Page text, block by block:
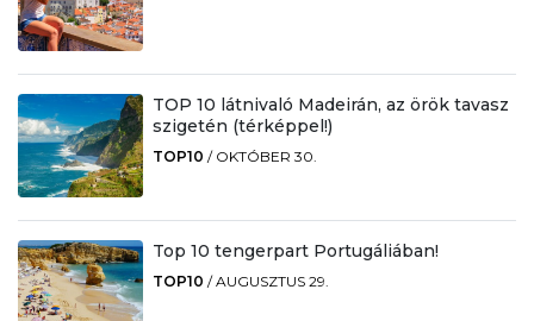
TOP 10 látnivaló Madeirán, az örök tavasz
szigetén (térképpel!)
TOP10 / OKTÓBER 30.
Top 10 tengerpart Portugáliában!
TOP10 /AUGUSZTUS 29.